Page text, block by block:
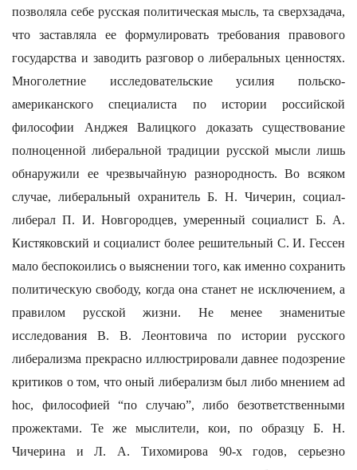
позволяла себе русская политическая мысль, та сверхзадача,
что заставляла ее формулировать требования правового
государства и заводить разговор о либеральных ценностях.
Многолетние исследовательские усилия польско-
американского специалиста по истории российской
философии Анджея Валицкого доказать существование
полноценной либеральной традиции русской мысли лишь
обнаружили ее чрезвычайную разнородность. Во всяком
случае, либеральный охранитель Б. Н. Чичерин, социал-
либерал П. И. Новгородцев, умеренный социалист Б. А.
Кистяковский и социалист более решительный С. И. Гессен
мало беспокоились о выяснении того, как именно сохранить
политическую свободу, когда она станет не исключением, а
правилом русской жизни. Не менее знаменитые
исследования В. В. Леонтовича по истории русского
либерализма прекрасно иллюстрировали давнее подозрение
критиков о том, что оный либерализм был либо мнением ad
hoc, философией “по случаю”, либо безответственными
прожектами. Те же мыслители, кои, по образцу Б. Н.
Чичерина и Л. А. Тихомирова 90-х годов, серьезно